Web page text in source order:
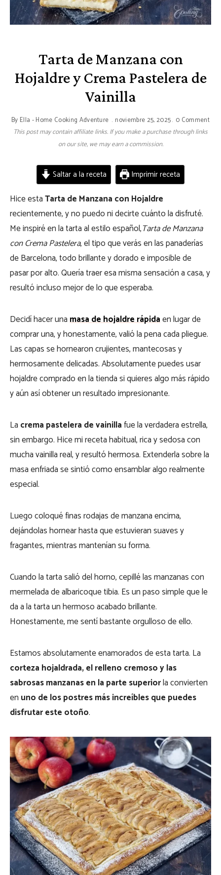
Tarta de Manzana con
Hojaldre y Crema Pastelera de
Vainilla
By Ella - Home Cooking Adventure noviembre 25, 2025 0 Comment
This post may contain affiliate links. If you make a purchase through links
on our site, we may earn a commission.
Saltar a la receta Imprimir receta
Hice estaTarta de Manzana con Hojaldre
recientemente, y no puedo ni decirte cuánto la disfruté.
Me inspiré en la tarta al estilo español,Tarta de Manzana
con Crema Pastelera, el tipo que verás en las panaderías
de Barcelona, todo brillante y dorado e imposible de
pasar por alto. Quería traer esa misma sensación a casa, y
resultó incluso mejor de lo que esperaba.
Decidí hacer unamasa de hojaldre rápidaen lugar de
comprar una, y honestamente, valió la pena cada pliegue.
Las capas se hornearon crujientes, mantecosas y
hermosamente delicadas. Absolutamente puedes usar
hojaldre comprado en la tienda si quieres algo más rápido
y aún así obtener un resultado impresionante.
La crema pastelera de vainillafue la verdadera estrella,
sin embargo. Hice mi receta habitual, rica y sedosa con
mucha vainilla real, y resultó hermosa. Extenderla sobre la
masa enfriada se sintió como ensamblar algo realmente
especial.
Luego coloqué finas rodajas de manzana encima,
dejándolas hornear hasta que estuvieran suaves y
fragantes, mientras mantenían su forma.
Cuando la tarta salió del horno, cepillé las manzanas con
mermelada de albaricoque tibia. Es un paso simple que le
da a la tarta un hermoso acabado brillante.
Honestamente, me sentí bastante orgulloso de ello.
Estamos absolutamente enamorados de esta tarta. La
corteza hojaldrada, el relleno cremoso y las
sabrosas manzanas en la parte superiorla convierten
en uno de los postres más increíbles que puedes
disfrutar este otoño.